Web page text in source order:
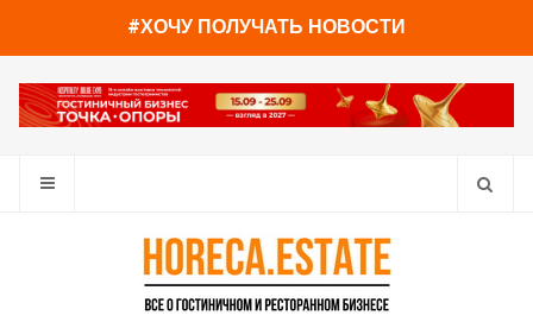
#ХОЧУ ПОЛУЧАТЬ НОВОСТИ